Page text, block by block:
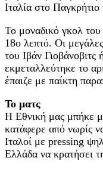
Ιταλία στο
Το μοναδικό γκολ
18ο λεπτό. Οι
του Ιβάν
εκμεταλλεύτηκε το
έπαιζε με παίκτη
Το ματς
H Εθνική μας μπήκε
κατάφερε από νωρίς
Ιταλοί με pressing
Ελλάδα να κρατήσει